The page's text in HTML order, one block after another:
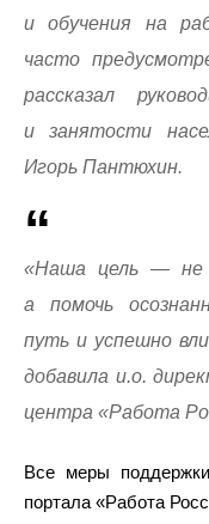
и обучения на
часто
рассказал
и занятости
Игорь Пантюхин.
«Наша цель — не
а помочь
путь и успешно
добавила и.о.
центра «Работа
Все меры
портала «Работа